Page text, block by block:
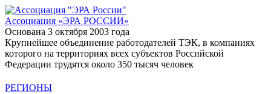
Ассоциация «ЭРА РОССИИ»
Основана 3 октября 2003 года
Крупнейшее объединение работодателей ТЭК, в компаниях
которого на территориях всех субъектов Российской
Федерации трудятся около 350 тысяч человек
РЕГИОНЫ